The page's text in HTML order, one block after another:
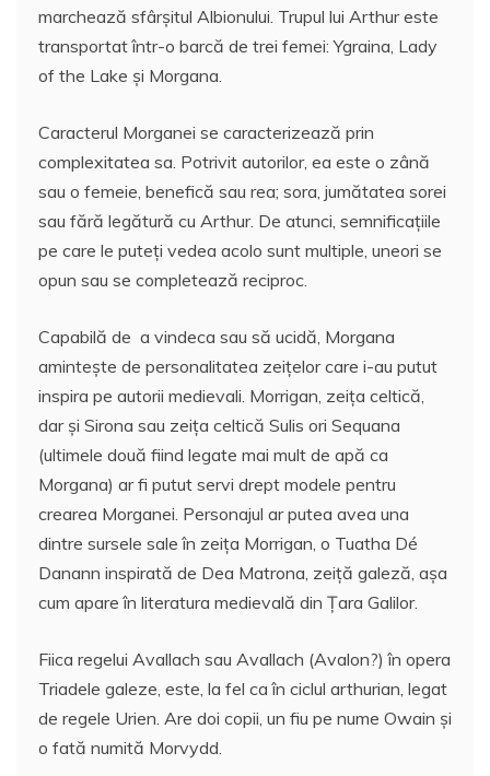
marchează sfârșitul Albionului. Trupul lui Arthur este
transportat într-o barcă de trei femei: Ygraina, Lady
of the Lake și Morgana.
Caracterul Morganei se caracterizează prin
complexitatea sa. Potrivit autorilor, ea este o zână
sau o femeie, benefică sau rea; sora, jumătatea sorei
sau fără legătură cu Arthur. De atunci, semnificațiile
pe care le puteți vedea acolo sunt multiple, uneori se
opun sau se completează reciproc.
Capabilă de a vindeca sau să ucidă, Morgana
amintește de personalitatea zeițelor care i-au putut
inspira pe autorii medievali. Morrigan, zeița celtică,
dar și Sirona sau zeița celtică Sulis ori Sequana
(ultimele două fiind legate mai mult de apă ca
Morgana) ar fi putut servi drept modele pentru
crearea Morganei. Personajul ar putea avea una
dintre sursele sale în zeița Morrigan, o Tuatha Dé
Danann inspirată de Dea Matrona, zeiță galeză, așa
cum apare în literatura medievală din Țara Galilor.
Fiica regelui Avallach sau Avallach (Avalon?) în opera
Triadele galeze, este, la fel ca în ciclul arthurian, legat
de regele Urien. Are doi copii, un fiu pe nume Owain și
o fată numită Morvydd.